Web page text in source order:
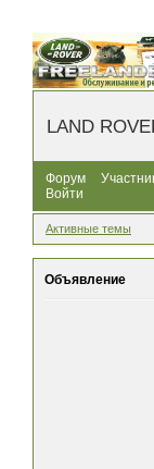
LAND
Форум
Войти
Активные темы
Объявление